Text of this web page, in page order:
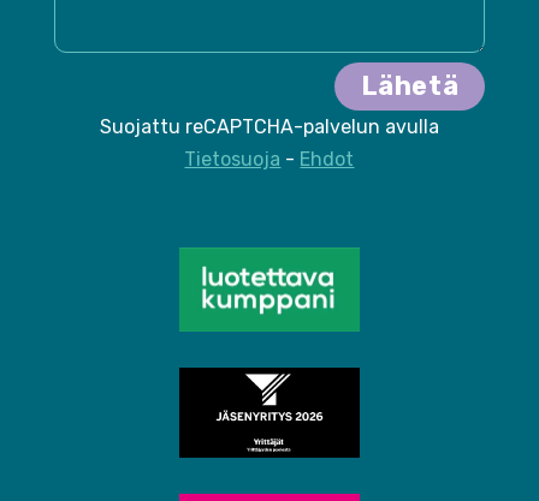
Suojattu reCAPTCHA-palvelun avulla
Tietosuoja - Ehdot